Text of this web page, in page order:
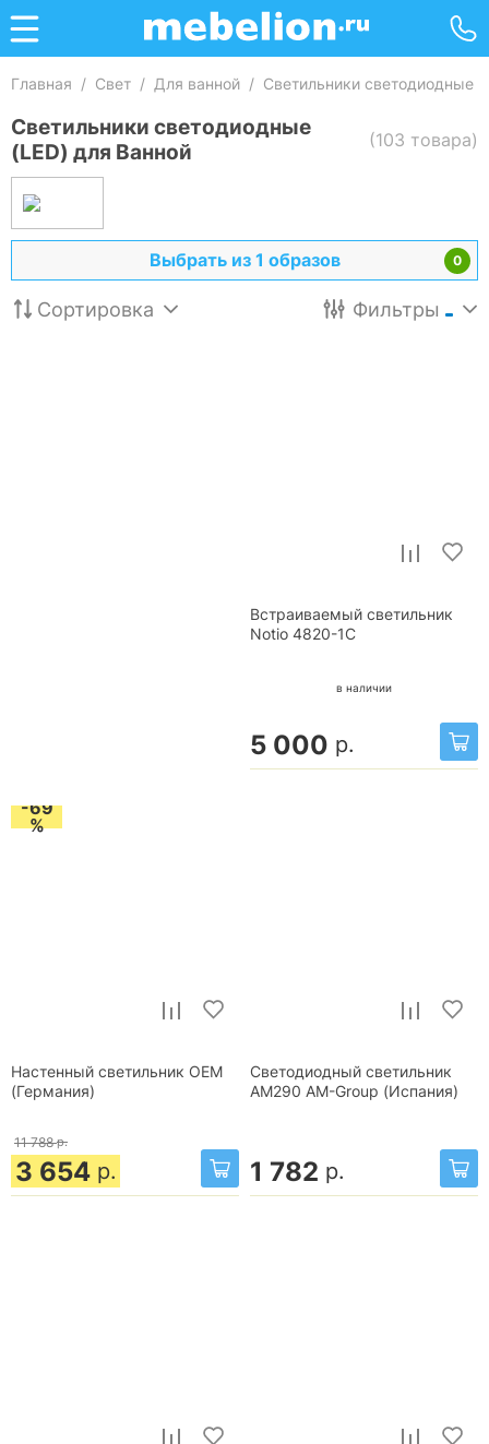
Главная / Свет / Для ванной / Светильники светодиодные
Светильники светодиодные
(LED) для Ванной
(103 товара)
0
Выбрать из 1 образов
Сортировка Фильтры
Встраиваемый светильник
Notio 4820-1C
в наличии
5 000 р.
-69
%
Настенный светильник OEM
(Германия)
11 788 р.
3 654 р.
Светодиодный светильник
AM290 AM-Group (Испания)
1 782 р.